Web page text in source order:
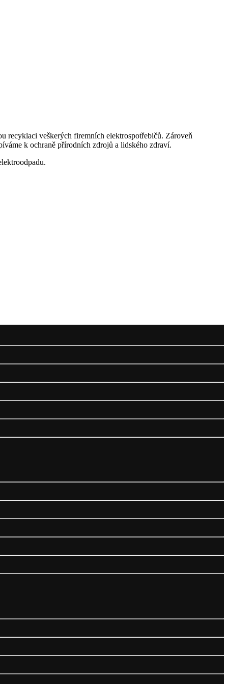
recyklaci veškerých firemních elektrospotřebičů. Zároveň
k ochraně přírodních zdrojů a lidského zdraví.